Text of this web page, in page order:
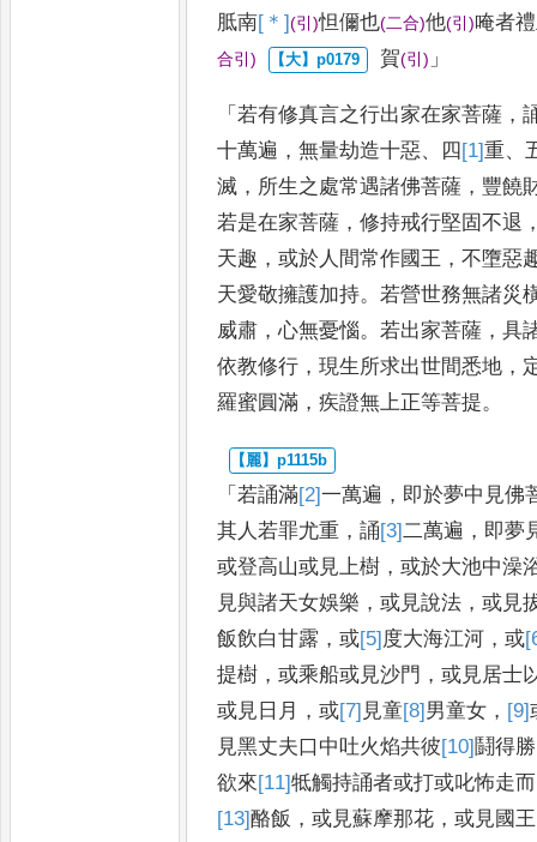
胝南[＊](引)怛儞也(二合)他(引)唵者
合引) 賀(引) 」
「若有修真言之行出家在家菩薩 ，
十萬遍 ，無量劫造十惡、 四 [1]重、
滅 ， 所生之處常遇諸佛菩薩 ， 豐饒
若是在家菩薩 ，修持戒行堅固不退
天趣 ，或於人間常作國王 ，不墮惡
天愛敬擁護加持。若營世務無諸災
威肅 ，心無憂惱。若出家菩薩 ，具
依教修行 ，現生所求出世間悉地 ，
羅蜜圓滿 ，疾證無上正等菩提。
「若誦滿[2]一萬遍 ， 即於夢中見佛
其人若罪尤重 ，誦[3]二萬遍 ， 即夢
或登高山或見上樹 ，或於大池中澡
見與諸天女娛樂 ，或見說法 ，或見
飯飲白甘露 ，或[5] 度大海江河 ，或
提樹 ，或乘船或見沙門 ，或見居士
或見日 月 ，或[7] 見童[8] 男童女 ， [9]
見黑丈夫口中吐火焰共彼[10] 鬪得勝
欲來[11]牴觸持誦者或打或叱怖走而
[13]酪飯 ，或見蘇摩那花 ，或見國王